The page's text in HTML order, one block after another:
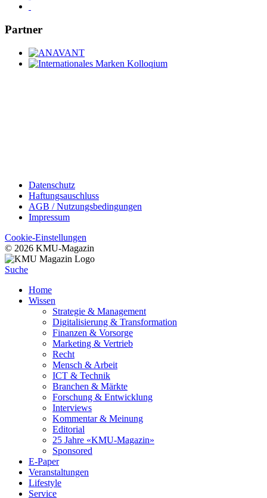
Partner
Datenschutz
Haftungsauschluss
AGB / Nutzungsbedingungen
Impressum
Cookie-Einstellungen
© 2026 KMU-Magazin
Suche
Home
Wissen
Strategie & Management
Digitalisierung & Transformation
Finanzen & Vorsorge
Marketing & Vertrieb
Recht
Mensch & Arbeit
ICT & Technik
Branchen & Märkte
Forschung & Entwicklung
Interviews
Kommentar & Meinung
Editorial
25 Jahre «KMU-Magazin»
Sponsored
E-Paper
Veranstaltungen
Lifestyle
Service